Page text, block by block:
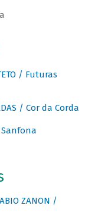
/ Futuras
/ Cor da Corda
Sanfona
ZANON /